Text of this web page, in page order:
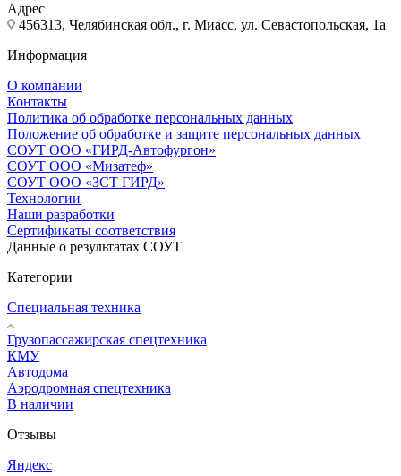
Адрес
456313, Челябинская обл., г. Миасс, ул. Севастопольская, 1а
Информация
О компании
Контакты
Политика об обработке персональных данных
Положение об обработке и защите персональных данных
СОУТ ООО «ГИРД-Автофургон»
СОУТ ООО «Мизатеф»
СОУТ ООО «ЗСТ ГИРД»
Технологии
Наши разработки
Сертификаты соответствия
Данные о результатах СОУТ
Категории
Специальная техника
Грузопассажирская спецтехника
КМУ
Автодома
Аэродромная спецтехника
В наличии
Отзывы
Яндекс